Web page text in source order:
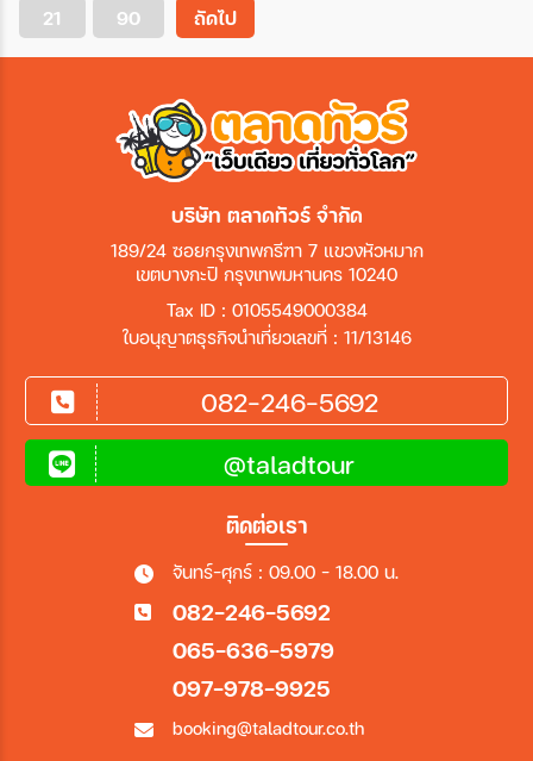
21 90 ถัดไป
บริษัท ตลาดทัวร์ จำกัด
189/24 ซอยกรุงเทพกรีฑา 7 แขวงหัวหมาก
เขตบางกะปิ กรุงเทพมหานคร 10240
Tax ID : 0105549000384
ใบอนุญาตธุรกิจนำเที่ยวเลขที่ : 11/13146
082-246-5692
@taladtour
ติดต่อเรา
จันทร์-ศุกร์ : 09.00 - 18.00 น.
082-246-5692
065-636-5979
097-978-9925
booking@taladtour.co.th